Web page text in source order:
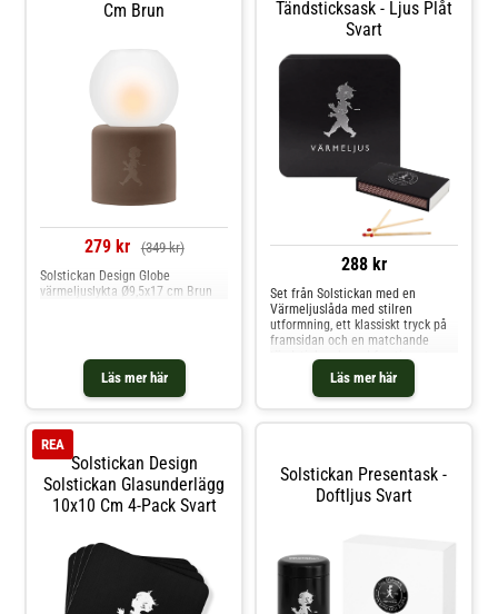
Cm Brun
279 kr (349 kr)
Läs mer här
Solstickan Design Globe
värmeljuslykta Ø9,5x17 cm Brun
Tändsticksask - Ljus Plåt
Svart
288 kr
Läs mer här
Set från Solstickan med en
Värmeljuslåda med stilren
utformning, ett klassiskt tryck på
framsidan och en matchande
tändsticksask med femtio extra
långa tändstickor.Värmeljus ingår
inte.Om setet från Solstickan-
Medföljer: 1 x Värmeljuslåda, 1 x
för det klassiska trycket.- Mått:
Värmeljuslåda: 21x21x8,5 cm
Tändsticksask: 11x6,5x2 cm.-
Solstickan Design
Solstickan Glasunderlägg
10x10 Cm 4-Pack Svart
REA
Solstickan Presentask -
Doftljus Svart